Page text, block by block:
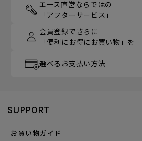
エース直営ならではの
「アフターサービス」
会員登録でさらに
「便利にお得にお買い物」を
選べるお支払い方法
SUPPORT
お買い物ガイド